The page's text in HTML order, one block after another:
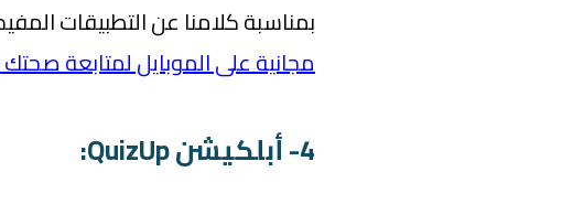
بمناسبة كلامنا عن التطبيقات
مجانية على الموبايل لمتابعة صحتك في
4- أبلكيشن QuizUp: